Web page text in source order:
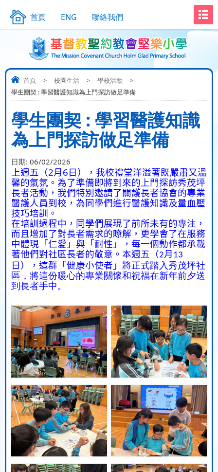
首頁 ENG 聯絡我們
首頁 > 校園生活 > 學校活動
>
學生團契 : 學習醫護知識為上門探訪做足準備
學生團契 : 學習醫護知識
為上門探訪做足準備
日期: 06/02/2026
上週五（2月 6 日），我校禮堂洋溢著既嚴肅又溫
馨的氣氛。為了準備即將到來的上門探訪秀茂坪
長者活動，我們特別邀請了關護長者協會的專業
醫護人員到校，為同學們進行醫護知識及量血壓
技巧培訓。
在培訓過程中，同學們展現了前所未有的專注，
而且增加了對長者需求的瞭解，更學會了在服務
中體現「仁愛」與「耐性」，每一個動作都承載
著他們對社區長者的敬意。本週五（2月 13
日），這群「健康小使者」將正式踏入秀茂坪社
區，將這份暖心的專業關懷和祝福在新年前夕送
到長者手中。